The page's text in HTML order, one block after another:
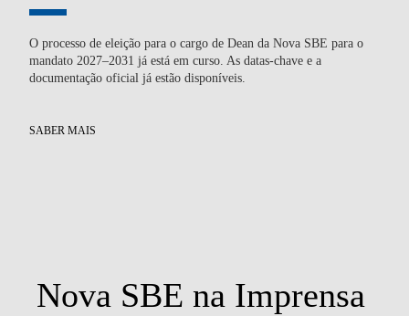
O processo de eleição para o cargo de Dean da Nova SBE para o
mandato 2027–2031 já está em curso. As datas-chave e a
documentação oficial já estão disponíveis.
SABER MAIS
Nova SBE na Imprensa